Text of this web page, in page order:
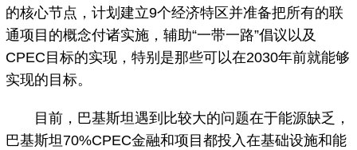
的核心节点，计划建立9个经济特区并准备把所有的联
通项目的概念付诸实施，辅助“一带一路”倡议以及
CPEC目标的实现，特别是那些可以在2030年前就能够
实现的目标。
目前，巴基斯坦遇到比较大的问题在于能源缺乏，
巴基斯坦70%CPEC金融和项目都投入在基础设施和能